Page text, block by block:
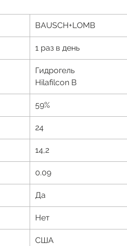
BAUSCH+LOMB
1 раз в день
Гидрогель
Hilafilcon B
59%
24
14,2
0.09
Да
Нет
США